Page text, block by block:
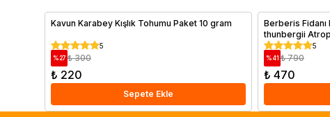
Kavun Karabey Kışlık Tohumu Paket 10 gram
5
%27 ₺ 300
₺ 220
Sepete Ekle
Berberis Fidanı
thunbergii
5
%41 ₺ 790
₺ 470